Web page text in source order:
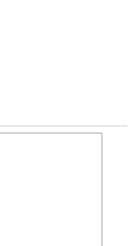
2020-04-07